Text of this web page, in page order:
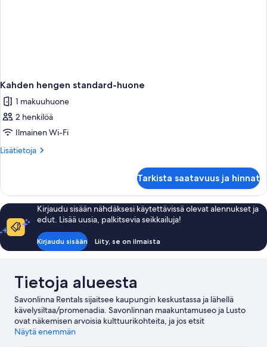
Kahden hengen standard-huone
1 makuuhuone
2 henkilöä
Ilmainen Wi-Fi
Lisätietoja
Lisätietoja
standard-
huone
Tarkista saatavuus ja hinnat
Kirjaudu sisään nähdäksesi käytettävissä olevat alennukset ja
edut. Lisää uusia, palkitsevia seikkailuja!
Kirjaudu sisään Liity, se on ilmaista
Tietoja alueesta
Savonlinna Rentals sijaitsee kaupungin keskustassa ja lähellä
kävelysiltaa/promenadia. Savonlinnan maakuntamuseo ja Lusto
ovat näkemisen arvoisia kulttuurikohteita, ja jos etsit
aktiviteetteja lomallesi, Oravin satama on hyvä kohde.
Näytä enemmän